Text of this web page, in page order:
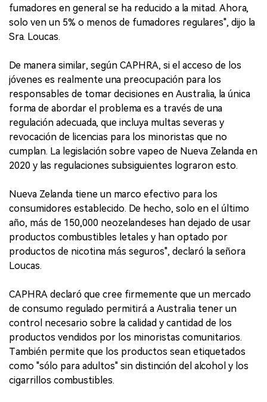
fumadores en general se ha reducido a la mitad. Ahora,
solo ven un 5% o menos de fumadores regulares", dijo la
Sra. Loucas.
De manera similar, según CAPHRA, si el acceso de los
jóvenes es realmente una preocupación para los
responsables de tomar decisiones en Australia, la única
forma de abordar el problema es a través de una
regulación adecuada, que incluya multas severas y
revocación de licencias para los minoristas que no
cumplan. La legislación sobre vapeo de Nueva Zelanda en
2020 y las regulaciones subsiguientes lograron esto.
Nueva Zelanda tiene un marco efectivo para los
consumidores establecido. De hecho, solo en el último
año, más de 150,000 neozelandeses han dejado de usar
productos combustibles letales y han optado por
productos de nicotina más seguros", declaró la señora
Loucas.
CAPHRA declaró que cree firmemente que un mercado
de consumo regulado permitirá a Australia tener un
control necesario sobre la calidad y cantidad de los
productos vendidos por los minoristas comunitarios.
También permite que los productos sean etiquetados
como "sólo para adultos" sin distinción del alcohol y los
cigarrillos combustibles.